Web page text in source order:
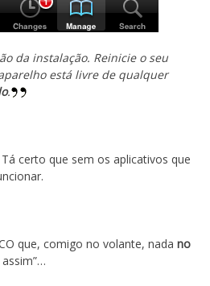
da instalação. Reinicie o seu
está livre de qualquer
.
certo que sem os aplicativos que
que, comigo no volante, nada no